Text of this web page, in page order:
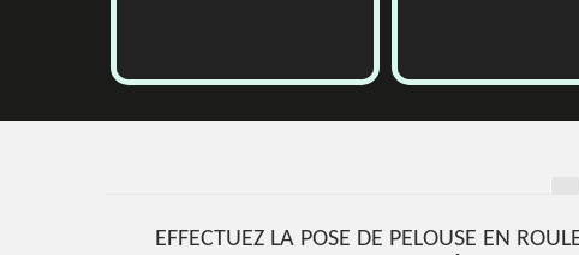
EFFECTUEZ LA POSE DE PELOUSE EN